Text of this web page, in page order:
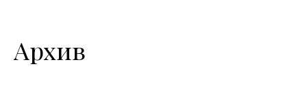
Архив